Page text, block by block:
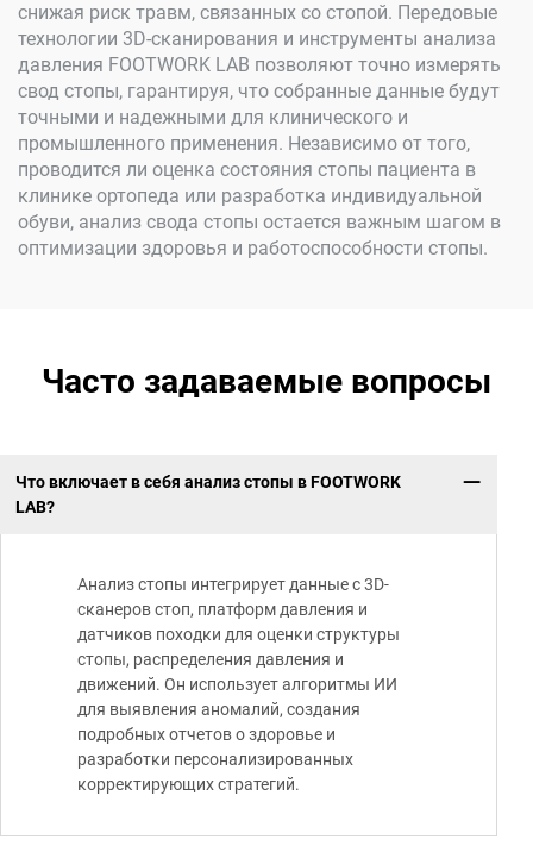
снижая риск травм, связанных со стопой. Передовые
технологии 3D-сканирования и инструменты анализа
давления FOOTWORK LAB позволяют точно измерять
свод стопы, гарантируя, что собранные данные будут
точными и надежными для клинического и
промышленного применения. Независимо от того,
проводится ли оценка состояния стопы пациента в
клинике ортопеда или разработка индивидуальной
обуви, анализ свода стопы остается важным шагом в
оптимизации здоровья и работоспособности стопы.
Часто задаваемые вопросы
Что включает в себя анализ стопы в FOOTWORK
LAB?
Анализ стопы интегрирует данные с 3D-
сканеров стоп, платформ давления и
датчиков походки для оценки структуры
стопы, распределения давления и
движений. Он использует алгоритмы ИИ
для выявления аномалий, создания
подробных отчетов о здоровье и
разработки персонализированных
корректирующих стратегий.